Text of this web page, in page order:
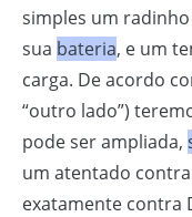
simples um
sua bateria, e um
carga. De acordo
“outro lado”)
pode ser ampliada,
um atentado
exatamente contra